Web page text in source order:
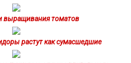
выращивания томатов
растут как сумасшедшие